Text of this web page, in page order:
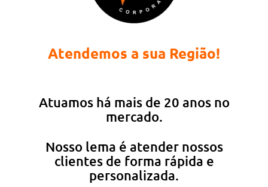
Atendemos a sua Região!
Atuamos há mais de 20 anos no
mercado.
Nosso lema é atender nossos
clientes de forma rápida e
personalizada.